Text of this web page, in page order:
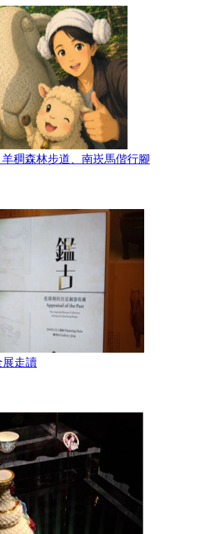
羊稠森林步道、南崁馬偕行腳
展走讀